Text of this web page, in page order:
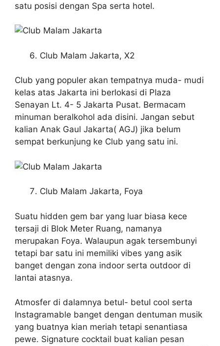
satu posisi dengan Spa serta hotel.
Club Malam Jakarta, X2
Club yang populer akan tempatnya muda- mudi
kelas atas Jakarta ini berlokasi di Plaza
Senayan Lt. 4- 5 Jakarta Pusat. Bermacam
minuman beralkohol ada disini. Jangan sebut
kalian Anak Gaul Jakarta( AGJ) jika belum
sempat berkunjung ke Club yang satu ini.
Club Malam Jakarta, Foya
Suatu hidden gem bar yang luar biasa kece
tersaji di Blok Meter Ruang, namanya
merupakan Foya. Walaupun agak tersembunyi
tetapi bar satu ini memiliki vibes yang asik
banget dengan zona indoor serta outdoor di
lantai atasnya.
Atmosfer di dalamnya betul- betul cool serta
Instagramable banget dengan dentuman musik
yang buatnya kian meriah tetapi senantiasa
pewe. Signature cocktail buat kalian pesan